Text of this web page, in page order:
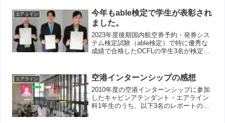
の検定では3年連続の合格率100％でし
た。3級は比...
エアライン
今年もable検定で学生が表彰され
ました。
2023年度後期国内航空券予約・発券シス
テム検定試験（able検定）で特に優秀な
成績で合格したOCFLの学生3名が検定主
験は、国内線中級部...
エアライン 空港インターンシップの感想
2010年度の空港インターンシップに参加
したキャビンアテンダント・エアライン
科1年生のうち、以下3名のレポートの一